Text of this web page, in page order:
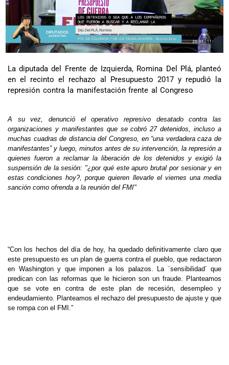
La diputada del Frente de Izquierda, Romina Del Plá, planteó
en el recinto el rechazo al Presupuesto 2017 y repudió la
represión contra la manifestación frente al Congreso
A su vez, denunció el operativo represivo desatado contra las
organizaciones y manifestantes que se cobró 27 detenidos, incluso a
muchas cuadras de distancia del Congreso, en “una verdadera caza de
manifestantes” y luego, minutos antes de su intervención, la represión a
quienes fueron a reclamar la liberación de los detenidos y exigió la
suspensión de la sesión: "¿por qué este apuro brutal por sesionar y en
estas condiciones hoy?, porque quieren llevarle el viernes una media
sanción como ofrenda a la reunión del FMI"
“Con los hechos del día de hoy, ha quedado definitivamente claro que
este presupuesto es un plan de guerra contra el pueblo, que redactaron
en Washington y que imponen a los palazos. La ´sensibilidad´ que
predican con las reformas que le hicieron son un fraude. Planteamos
que se vote en contra de este plan de recesión, desempleo y
endeudamiento. Planteamos el rechazo del presupuesto de ajuste y que
se rompa con el FMI.”